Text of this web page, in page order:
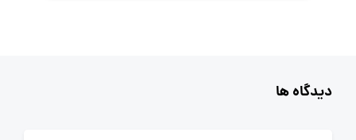
دیدگاه ها